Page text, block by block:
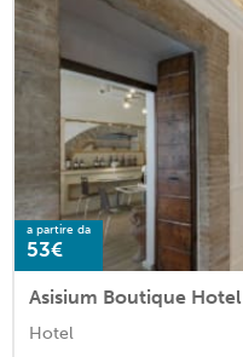
a partire da
53€
Asisium Boutique Hotel
Hotel